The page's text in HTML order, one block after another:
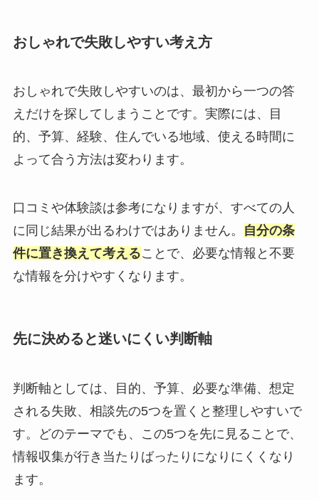
おしゃれで失敗しやすい考え方
おしゃれで失敗しやすいのは、最初から一つの答
えだけを探してしまうことです。実際には、目
的、予算、経験、住んでいる地域、使える時間に
よって合う方法は変わります。
口コミや体験談は参考になりますが、すべての人
に同じ結果が出るわけではありません。
自分の条
件に置き換えて考えることで、必要な情報と不要
な情報を分けやすくなります。
先に決めると迷いにくい判断軸
判断軸としては、目的、予算、必要な準備、想定
される失敗、相談先の5つを置くと整理しやすいで
す。どのテーマでも、この5つを先に見ることで、
情報収集が行き当たりばったりになりにくくなり
ます。